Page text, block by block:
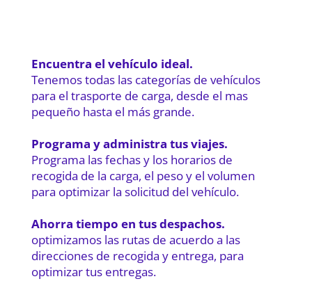
Encuentra el vehículo ideal.
Tenemos todas las categorías de vehículos
para el trasporte de carga, desde el mas
pequeño hasta el más grande.
Programa y administra tus viajes.
Programa las fechas y los horarios de
recogida de la carga, el peso y el volumen
para optimizar la solicitud del vehículo.
Ahorra tiempo en tus despachos.
optimizamos las rutas de acuerdo a las
direcciones de recogida y entrega, para
optimizar tus entregas.